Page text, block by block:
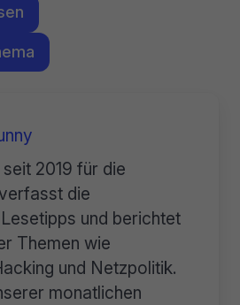
2019 für die
die
und berichtet
Themen wie
und Netzpolitik.
monatlichen